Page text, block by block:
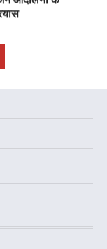
आंदोलन के संघर्षों को
चेस क्लस्टर-2 में
शतरंज प्रतिभा…